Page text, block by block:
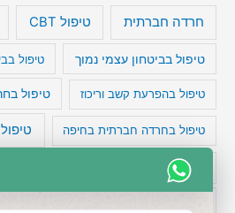
חרדה חברתית טיפול CBT
טיפול בביטחון עצמי נמוך טיפול
טיפול בהפרעת קשב וריכוז טיפול
טיפול בחרדה חברתית בחיפה
טיפול תרופתי להפרעת קשב